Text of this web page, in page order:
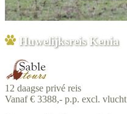
Huwelijksreis Kenia
12 daagse privé reis
Vanaf € 3388,- p.p. excl. vlucht